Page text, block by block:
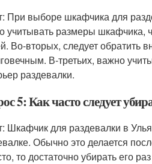
При выборе шкафчика для
учитывать размеры шкафчика,
Во-вторых, следует обратить
В-третьих, важно
раздевалки.
5: Как часто следует
Шкафчик для раздевалки в
Обычно это делается
то достаточно убирать его